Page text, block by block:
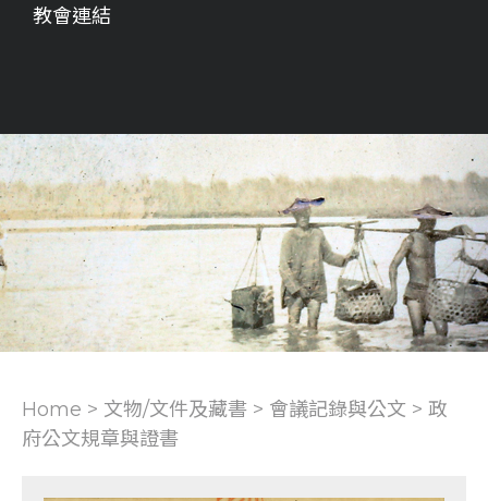
教會連結
Home > 文物/文件及藏書 > 會議記錄與公文 > 政
府公文規章與證書